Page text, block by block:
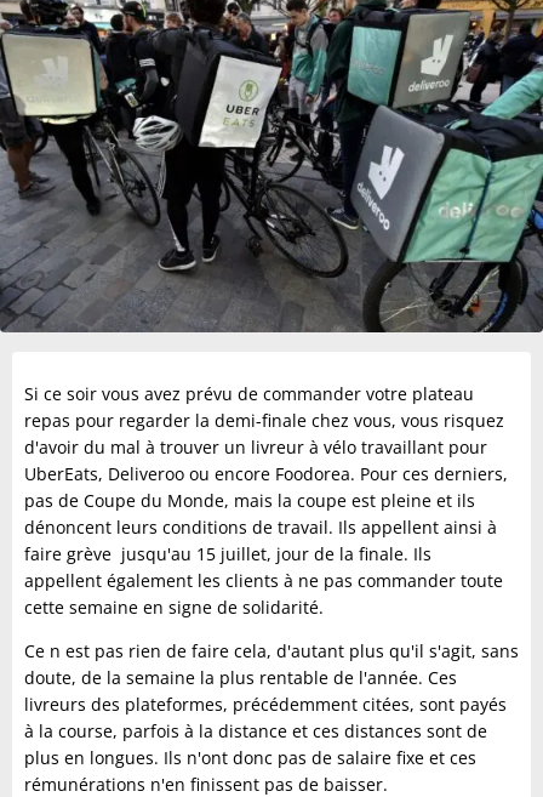
Si ce soir vous avez prévu de commander votre plateau
repas pour regarder la demi-finale chez vous, vous risquez
d'avoir du mal à trouver un livreur à vélo travaillant pour
UberEats, Deliveroo ou encore Foodorea. Pour ces derniers,
pas de Coupe du Monde, mais la coupe est pleine et ils
dénoncent leurs conditions de travail. Ils appellent ainsi à
faire grève jusqu'au 15 juillet, jour de la finale. Ils
appellent également les clients à ne pas commander toute
cette semaine en signe de solidarité.
Ce n est pas rien de faire cela, d'autant plus qu'il s'agit, sans
doute, de la semaine la plus rentable de l'année. Ces
livreurs des plateformes, précédemment citées, sont payés
à la course, parfois à la distance et ces distances sont de
plus en longues. Ils n'ont donc pas de salaire fixe et ces
rémunérations n'en finissent pas de baisser.